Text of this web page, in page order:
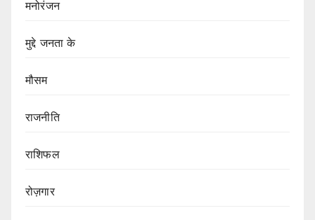
मनोरंजन
मुद्दे जनता के
मौसम
राजनीति
राशिफल
रोज़गार